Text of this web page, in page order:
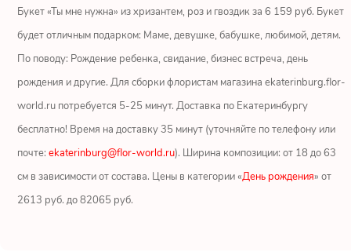
Кустовые розы
Альстромерии
Ирисы
Показать еще
Букет «Ты мне нужна» из хризантем, роз и гвоздик за 6 159 руб. Букет
будет отличным подарком: Маме, девушке, бабушке, любимой, детям.
По поводу: Рождение ребенка, свидание, бизнес встреча, день
рождения и другие. Для сборки флористам магазина ekaterinburg.flor-
world.ru потребуется 5-25 минут. Доставка по Екатеринбургу
бесплатно! Время на доставку 35 минут (уточняйте по телефону или
почте: ekaterinburg@flor-world.ru). Ширина композиции: от 18 до 63
см в зависимости от состава. Цены в категории «День рождения» от
2613 руб. до 82065 руб.